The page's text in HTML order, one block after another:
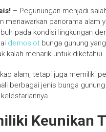
– Pegunungan menjadi
panorama alam
pada kondisi lingkungan
demoslot bunga gunung
kalah menarik untuk diketahui.
alam, tetapi juga memiliki
berbagai jenis bunga
Keunikan